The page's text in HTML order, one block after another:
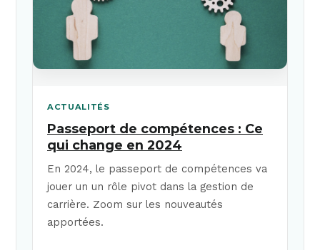
ACTUALITÉS
Passeport de compétences : Ce
qui change en 2024
En 2024, le passeport de compétences va
jouer un un rôle pivot dans la gestion de
carrière. Zoom sur les nouveautés
apportées.